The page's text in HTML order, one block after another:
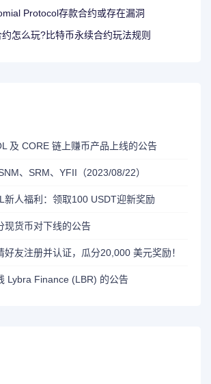
Protocol存款合约或存在漏洞
怎么玩?比特币永续合约玩法规则
及 CORE 链上赚币产品上线的公告
、SRM、YFII（2023/08/22）
新人福利：领取100 USDT迎新奖励
现货币对下线的公告
好友注册并认证，瓜分20,000 美元奖励！
Lybra Finance (LBR) 的公告